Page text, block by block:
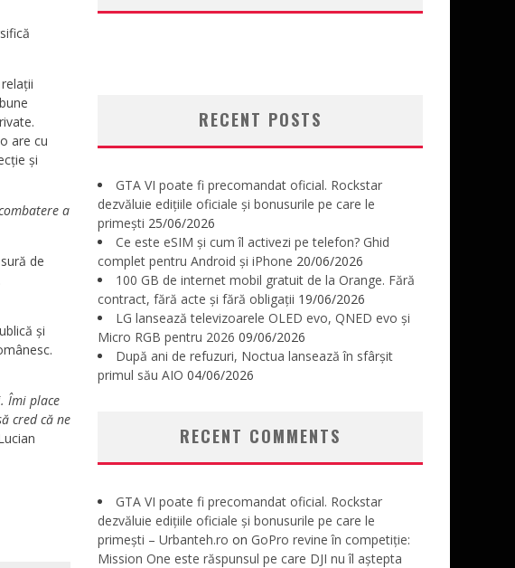
are cu
și
a
de
și
Îmi place
cred că ne
RECENT POSTS
GTA VI poate fi precomandat oficial. Rockstar
dezvăluie edițiile oficiale și bonusurile pe care le
primești 25/06/2026
Ce este eSIM și cum îl activezi pe telefon? Ghid
complet pentru Android și iPhone 20/06/2026
100 GB de internet mobil gratuit de la Orange. Fără
contract, fără acte și fără obligații 19/06/2026
LG lansează televizoarele OLED evo, QNED evo și
Micro RGB pentru 2026 09/06/2026
După ani de refuzuri, Noctua lansează în sfârșit
primul său AIO 04/06/2026
RECENT COMMENTS
GTA VI poate fi precomandat oficial. Rockstar
dezvăluie edițiile oficiale și bonusurile pe care le
primești – Urbanteh.ro on GoPro revine în competiție:
Mission One este răspunsul pe care DJI nu îl aștepta